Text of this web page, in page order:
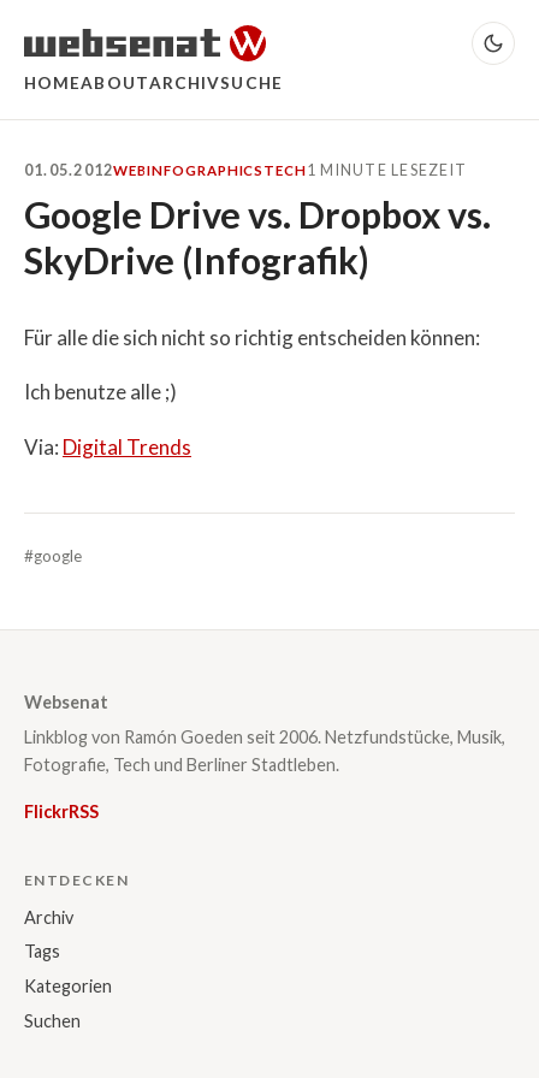
HOMEABOUTARCHIVSUCHE
01.05.2012WEBINFOGRAPHICS TECH1 MINUTE LESEZEIT
Google Drive vs. Dropbox vs.
SkyDrive (Infografik)
Für alle die sich nicht so richtig entscheiden können:
Ich benutze alle ;)
Via: Digital Trends
#google
Websenat
Linkblog von Ramón Goeden seit 2006. Netzfundstücke, Musik,
Fotografie, Tech und Berliner Stadtleben.
FlickrRSS
ENTDECKEN
Archiv
Tags
Kategorien
Suchen